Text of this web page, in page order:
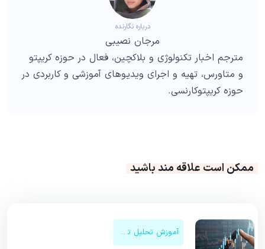
درباره نگارنده
مرجان نصیبی
مترجم اخبار تکنولوژی و بلاکچین، فعال در حوزه کریپتو
و متاورس، تهیه و اجرای ویدیوهای آموزشی و کاربردی در
حوزه کریپتوکارنسی.
ممکن است علاقه مند باشید
آموزش تحلیل تکنیکال